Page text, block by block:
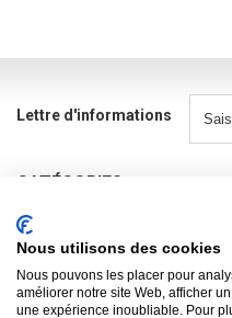
Lettre d'informations
CATÉGORIES
INFORMATIONS
R.G.P.D.
MON COMPTE
Nous utilisons des cookies
Nous pouvons les placer pour
améliorer notre site Web, afficher
une expérience inoubliable. Pour